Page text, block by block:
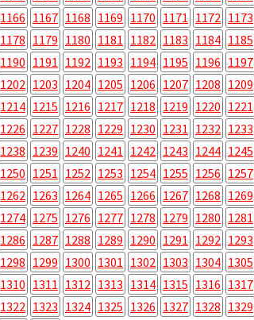
1166 1167 1168 1169 1170 1171 1172 1173
1178 1179 1180 1181 1182 1183 1184 1185
1190 1191 1192 1193 1194 1195 1196 1197
1202 1203 1204 1205 1206 1207 1208 1209
1214 1215 1216 1217 1218 1219 1220 1221
1226 1227 1228 1229 1230 1231 1232 1233
1238 1239 1240 1241 1242 1243 1244 1245
1250 1251 1252 1253 1254 1255 1256 1257
1262 1263 1264 1265 1266 1267 1268 1269
1274 1275 1276 1277 1278 1279 1280 1281
1286 1287 1288 1289 1290 1291 1292 1293
1298 1299 1300 1301 1302 1303 1304 1305
1310 1311 1312 1313 1314 1315 1316 1317
1322 1323 1324 1325 1326 1327 1328 1329